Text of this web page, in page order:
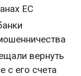
ЕС
вернуть
с его счета